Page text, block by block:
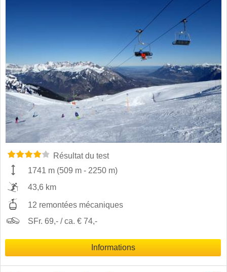
Résultat du test
1741 m (509 m - 2250 m)
43,6 km
12 remontées mécaniques
SFr. 69,- / ca. € 74,-
Informations